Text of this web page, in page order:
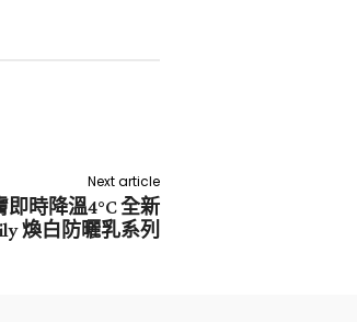
Next article
時降溫4°C 全新
煥白防曬乳系列